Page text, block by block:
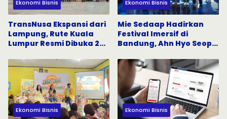
Ekonomi Bisnis
TransNusa Ekspansi dari
Lampung, Rute Kuala
Lumpur Resmi Dibuka 24
Ekonomi Bisnis
Mie Sedaap Hadirkan
Festival Imersif di
Bandung, Ahn Hyo Seop
Jadi Magnet
Ekonomi Bisnis Ekonomi Bisnis